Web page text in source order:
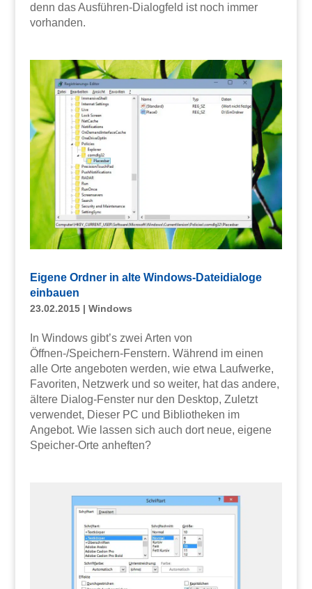
denn das Ausführen-Dialogfeld ist noch immer
vorhanden.
Eigene Ordner in alte Windows-Dateidialoge
einbauen
23.02.2015| Windows
In Windows gibt’s zwei Arten von
Öffnen-/Speichern-Fenstern. Während im einen
alle Orte angeboten werden, wie etwa Laufwerke,
Favoriten, Netzwerk und so weiter, hat das andere,
ältere Dialog-Fenster nur den Desktop, Zuletzt
verwendet, Dieser PC und Bibliotheken im
Angebot. Wie lassen sich auch dort neue, eigene
Speicher-Orte anheften?